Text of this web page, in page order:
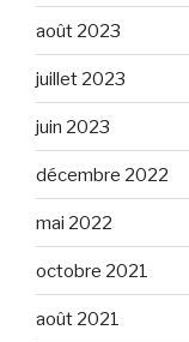
août 2023
juillet 2023
juin 2023
décembre 2022
mai 2022
octobre 2021
août 2021